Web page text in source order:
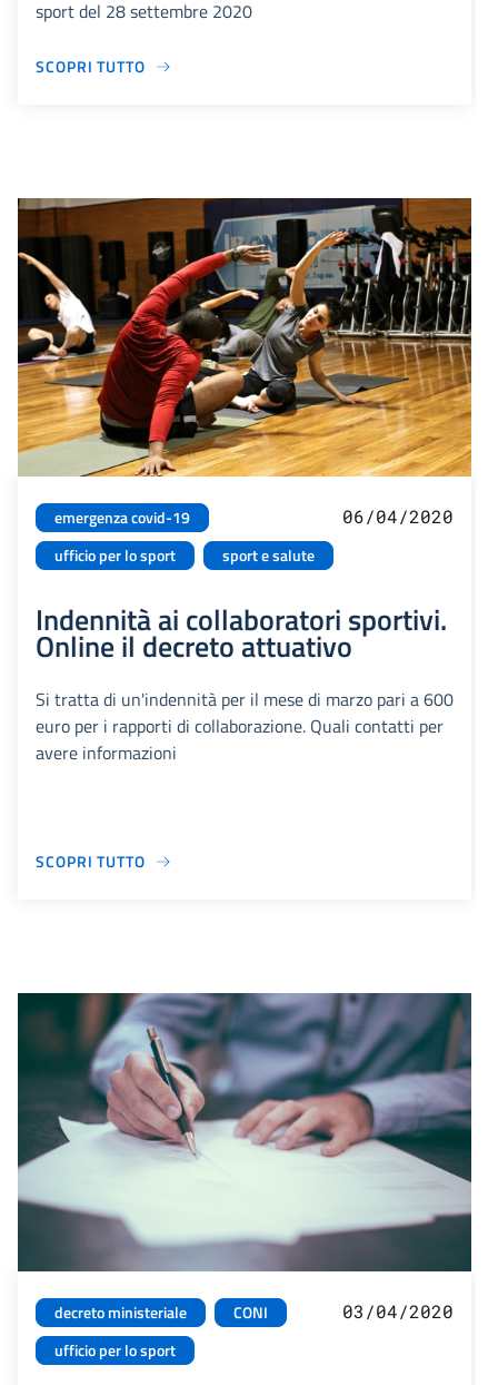
sport del 28 settembre 2020
SCOPRI TUTTO
emergenza covid-19
ufficio per lo sport
sport e salute
06/04/2020
Indennità ai collaboratori sportivi.
Online il decreto attuativo
Si tratta di un'indennità per il mese di marzo pari a 600
euro per i rapporti di collaborazione. Quali contatti per
avere informazioni
SCOPRI TUTTO
decreto ministeriale
CONI
ufficio per lo sport
03/04/2020